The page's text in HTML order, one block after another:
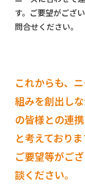
す。ご要望がござ
問合せください。
これからも、
組みを創出しな
の皆様との連
と考えておりま
ご要望等がご
談ください。